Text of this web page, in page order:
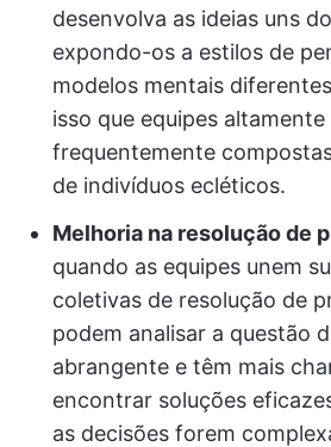
desenvolva as ideias uns
expondo-os a estilos de
modelos mentais
isso que equipes
frequentemente
de indivíduos ecléticos.
Melhoria na resolução de
quando as equipes unem
coletivas de resolução de
podem analisar a questão
abrangente e têm mais
encontrar soluções
as decisões forem